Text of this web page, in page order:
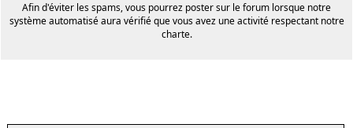
Afin d'éviter les spams, vous pourrez poster sur le forum lorsque notre
système automatisé aura vérifié que vous avez une activité respectant notre
charte.